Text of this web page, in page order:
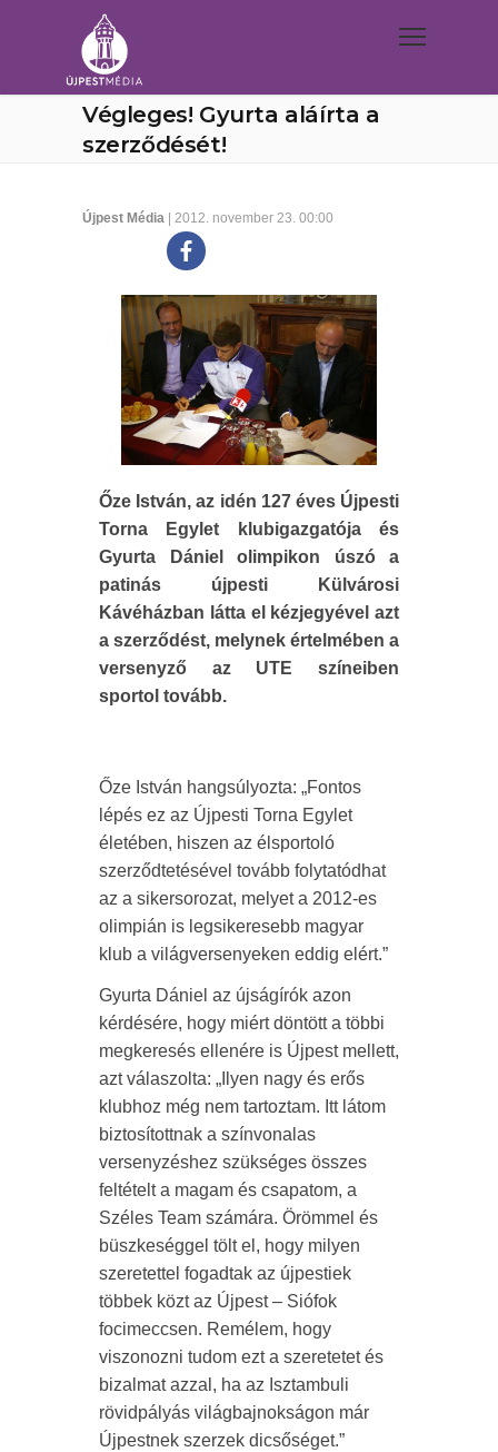
Végleges! Gyurta aláírta a
szerződését!
Újpest Média | 2012. november 23. 00:00
Őze István, az idén 127 éves Újpesti
Torna Egylet klubigazgatója és
Gyurta Dániel olimpikon úszó a
patinás újpesti Külvárosi
Kávéházban látta el kézjegyével azt
a szerződést, melynek értelmében a
versenyző az UTE színeiben
sportol tovább.
Őze István hangsúlyozta: „Fontos
lépés ez az Újpesti Torna Egylet
életében, hiszen az élsportoló
szerződtetésével tovább folytatódhat
az a sikersorozat, melyet a 2012-es
olimpián is legsikeresebb magyar
klub a világversenyeken eddig elért.”
Gyurta Dániel az újságírók azon
kérdésére, hogy miért döntött a többi
megkeresés ellenére is Újpest mellett,
azt válaszolta: „Ilyen nagy és erős
klubhoz még nem tartoztam. Itt látom
biztosítottnak a színvonalas
versenyzéshez szükséges összes
feltételt a magam és csapatom, a
Széles Team számára. Örömmel és
büszkeséggel tölt el, hogy milyen
szeretettel fogadtak az újpestiek
többek közt az Újpest – Siófok
focimeccsen. Remélem, hogy
viszonozni tudom ezt a szeretetet és
bizalmat azzal, ha az Isztambuli
rövidpályás világbajnokságon már
Újpestnek szerzek dicsőséget.”